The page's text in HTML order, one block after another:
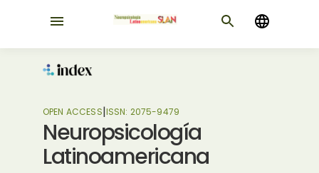
OPEN ACCESS|ISSN: 2075-9479
Neuropsicología
Latinoamericana